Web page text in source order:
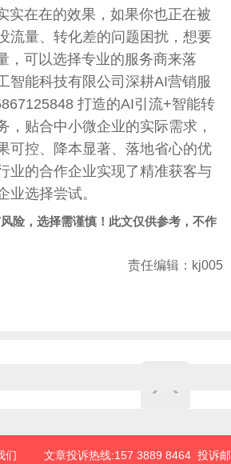
实在在的效果，如果你也正在被
流量、转化差的问题困扰，想要
，可以选择专业的服务商来落
智能科技有限公司深耕AI营销服
打造的AI引流+智能转
，贴合中小微企业的实际需求，
可控、降本显著、落地省心的优
业的合作企业实现了精准获客与
业选择尝试。
险，选择需谨慎！此文仅供参考，不作
责任编辑：kj005
们 文章投诉热线:157 3889 8464 投诉邮